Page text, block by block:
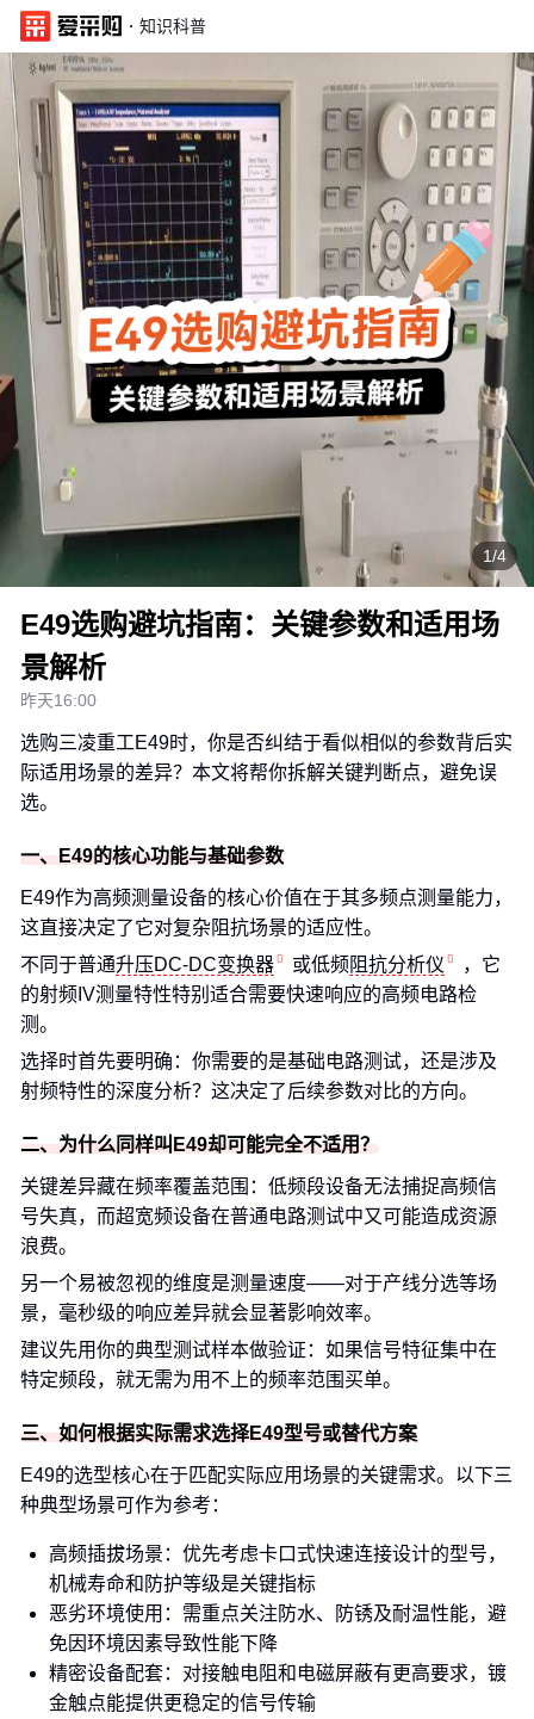
· 知识科普
1/4
E49选购避坑指南：关键参数和适用场
景解析
昨天16:00
选购三凌重工E49时，你是否纠结于看似相似的参数背后实
际适用场景的差异？本文将帮你拆解关键判断点，避免误
选。
一、E49的核心功能与基础参数
E49作为高频测量设备的核心价值在于其多频点测量能力，
这直接决定了它对复杂阻抗场景的适应性。
不同于普通升压DC-DC变换器 或低频 阻抗分析仪
，它
的射频IV测量特性特别适合需要快速响应的高频电路检
测。
选择时首先要明确：你需要的是基础电路测试，还是涉及
射频特性的深度分析？这决定了后续参数对比的方向。
二、为什么同样叫E49却可能完全不适用？
关键差异藏在频率覆盖范围：低频段设备无法捕捉高频信
号失真，而超宽频设备在普通电路测试中又可能造成资源
浪费。
另一个易被忽视的维度是测量速度——对于产线分选等场
景，毫秒级的响应差异就会显著影响效率。
建议先用你的典型测试样本做验证：如果信号特征集中在
特定频段，就无需为用不上的频率范围买单。
三、如何根据实际需求选择E49型号或替代方案
E49的选型核心在于匹配实际应用场景的关键需求。以下三
种典型场景可作为参考：
高频插拔场景：优先考虑卡口式快速连接设计的型号，
机械寿命和防护等级是关键指标
恶劣环境使用：需重点关注防水、防锈及耐温性能，避
免因环境因素导致性能下降
精密设备配套：对接触电阻和电磁屏蔽有更高要求，镀
金触点能提供更稳定的信号传输